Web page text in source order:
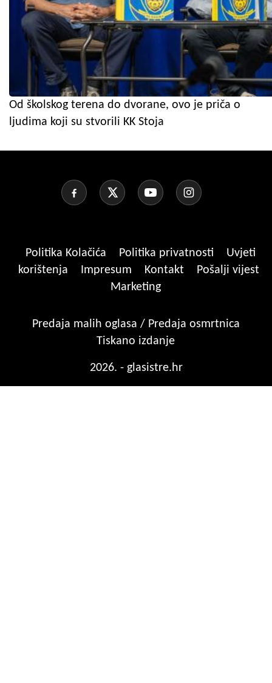
Od školskog terena do dvorane, ovo je priča o
ljudima koji su stvorili KK Stoja
Politika Kolačića Politika privatnosti
Uvjeti
korištenja
Impresum Kontakt
Pošalji vijest
Marketing
Predaja malih oglasa / Predaja osmrtnica
Tiskano izdanje
2026. - glasistre.hr